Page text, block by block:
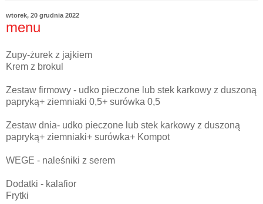
wtorek, 20 grudnia 2022
menu
Zupy-żurek z jajkiem
Krem z brokul
Zestaw firmowy - udko pieczone lub stek karkowy z duszoną
papryką+ ziemniaki 0,5+ surówka 0,5
Zestaw dnia- udko pieczone lub stek karkowy z duszoną
papryką+ ziemniaki+ surówka+ Kompot
WEGE - naleśniki z serem
Dodatki - kalafior
Frytki